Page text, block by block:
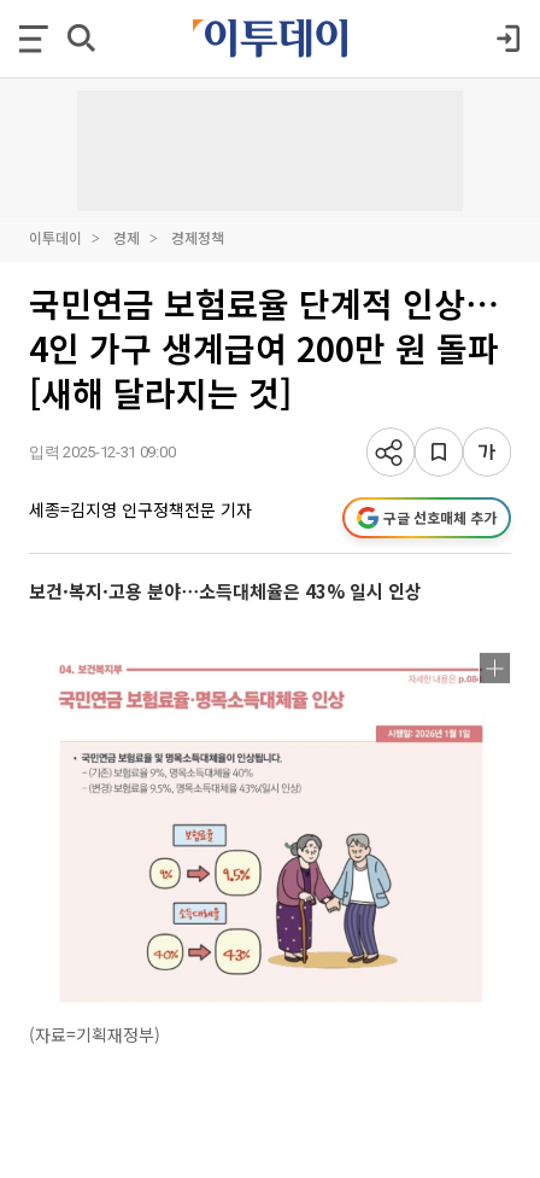
이투데이 경제 경제정책
국민연금 보험료율 단계적 인상⋯
4인 가구 생계급여 200만 원 돌파
[새해 달라지는 것]
입력 2025-12-31 09:00
세종=김지영 인구정책전문 기자 구글 선호매체 추가
보건·복지·고용 분야⋯소득대체율은 43% 일시 인상
(자료=기획재정부)